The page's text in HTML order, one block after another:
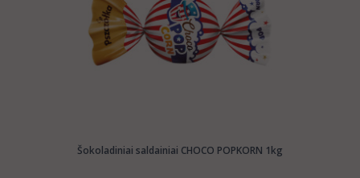
Šokoladiniai saldainiai CHOCO POPKORN 1kg